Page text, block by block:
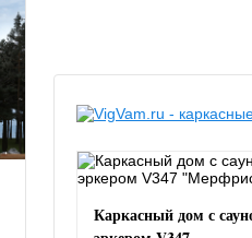
Каркасный дом с